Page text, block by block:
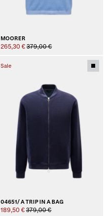
MOORER
265,30 € 379,00 €
Sale
04651/ A TRIP IN A BAG
189,50 € 379,00 €